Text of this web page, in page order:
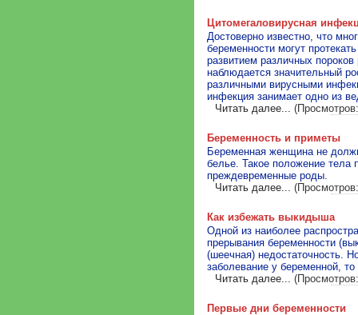
Цитомегаловирусная
Достоверно известно, что
беременности могут
развитием различных
наблюдается значительный
различными вирусными
инфекция занимает одно из
Читать далее...
Беременность и приметы
Беременная женщина не
белье. Такое положение тела
преждевременные роды.
Читать далее...
Как избежать выкидыша
Одной из наиболее
прерывания беременности
(шеечная) недостаточность.
заболевание у беременной,
Читать далее...
Первые дни беременности